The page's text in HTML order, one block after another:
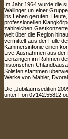
Im Jahr 1964 wurde die
Wallinger un einer
ins Leben gerufen.
professionellen
zahlreichen
weit über die Region
vermittelt aus der Fülle
Kammersinfonie einen
Live-Ausnahmen aus der
Lienzingen im Rahmen
historischen
Solisten stammen
Werke von Mahler,
Die „Jubiläumsedition
unter Fon 07142.55812